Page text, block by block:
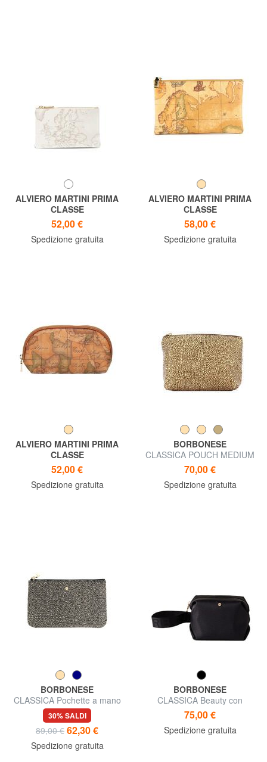
ALVIERO MARTINI PRIMA
CLASSE
GEO CLASSIC Pochette
bustina
52,00 €
Spedizione gratuita
ALVIERO MARTINI PRIMA
CLASSE
Geo New Pochette Made in
Italy
58,00 €
Spedizione gratuita
ALVIERO MARTINI PRIMA
CLASSE
ALVIERO MARTINI 1 ^ CLASS
Necessaire GEO CLASSIC
52,00 €
Spedizione gratuita
BORBONESE
CLASSICA POUCH MEDIUM
Necessaire con zip
70,00 €
Spedizione gratuita
BORBONESE
CLASSICA Pochette a mano
30% SALDI
89,00 € 62,30 €
Spedizione gratuita
BORBONESE
CLASSICA Beauty con
maniglia
75,00 €
Spedizione gratuita